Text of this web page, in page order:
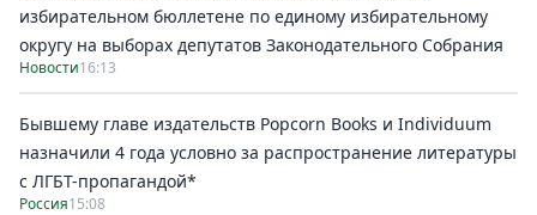
избирательном бюллетене по единому избирательному
округу на выборах депутатов Законодательного Собрания
Новости16:13
Бывшему главе издательств Popcorn Books и Individuum
назначили 4 года условно за распространение литературы
с ЛГБТ-пропагандой*
Россия15:08